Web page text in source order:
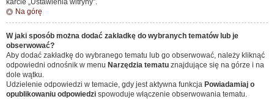
karcie „Ustawienia witryny”.
Na górę
W jaki sposób można dodać zakładkę do wybranych tematów lub je
obserwować?
Aby dodać zakładkę do wybranego tematu lub go obserwować, należy kliknąć
odpowiedni odnośnik w menu Narzędzia tematu znajdujące się na górze i na
dole wątku.
Udzielenie odpowiedzi w temacie, gdy jest aktywna funkcja Powiadamiaj o
opublikowaniu odpowiedzi spowoduje włączenie obserwowania tematu.